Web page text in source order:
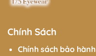
Chính Sách
Chính sách bảo hành